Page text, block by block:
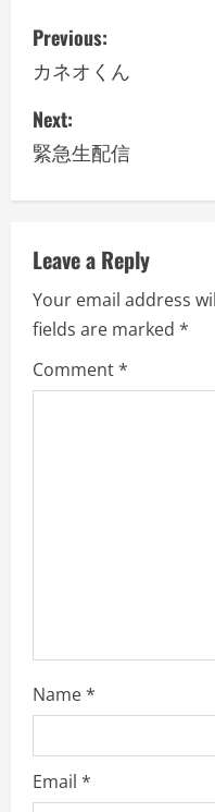
P
o
s
t
n
a
v
i
g
Previous:
カネオくん
Next:
緊急生配信
Leave a Reply
Your email address
fields are marked *
Comment*
Name*
Email *